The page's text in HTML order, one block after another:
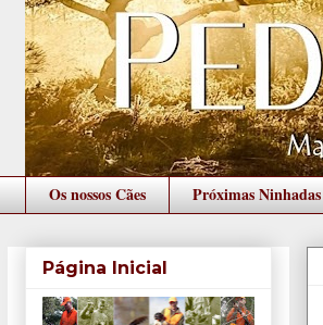
Os nossos Cães Próximas Ninhadas
Página Inicial